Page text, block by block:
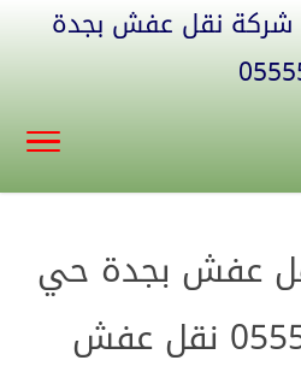
شركة نقل عفش بجدة
عفش بجدة حي
الريان 0555583146 نقل عفش